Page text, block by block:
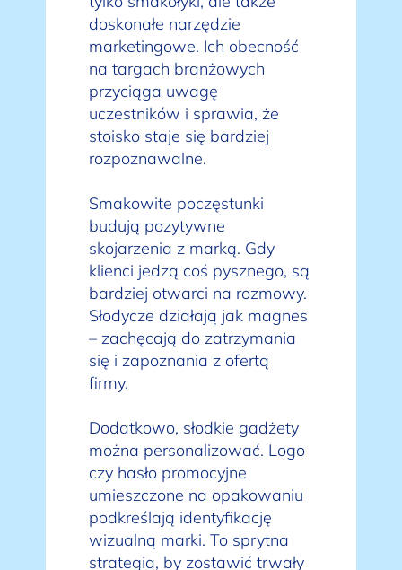
doskonałe narzędzie
marketingowe. Ich obecność
na targach branżowych
przyciąga uwagę
uczestników i sprawia, że
stoisko staje się bardziej
rozpoznawalne.
Smakowite poczęstunki
budują pozytywne
skojarzenia z marką. Gdy
klienci jedzą coś pysznego, są
bardziej otwarci na rozmowy.
Słodycze działają jak magnes
– zachęcają do zatrzymania
się i zapoznania z ofertą
firmy.
Dodatkowo, słodkie gadżety
można personalizować. Logo
czy hasło promocyjne
umieszczone na opakowaniu
podkreślają identyfikację
wizualną marki. To sprytna
strategia, by zostawić trwały